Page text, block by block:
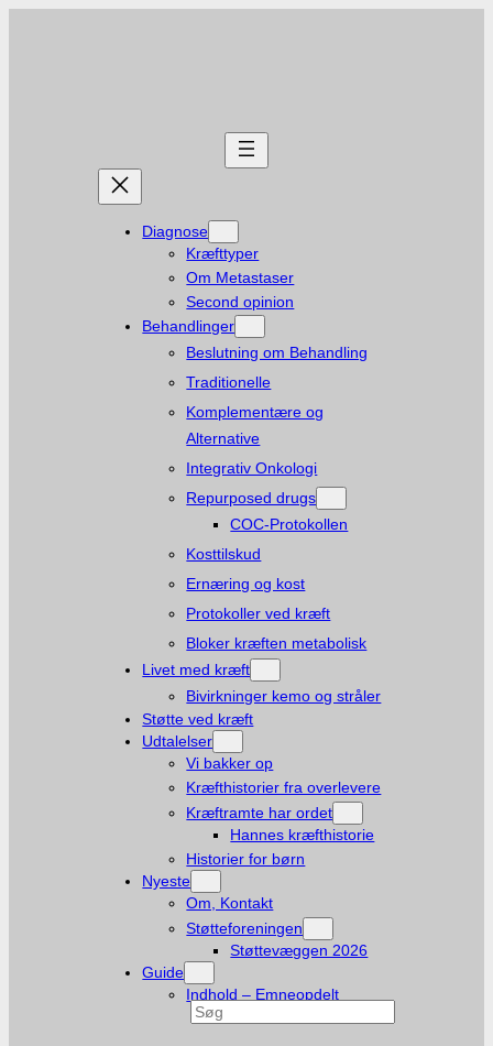
Diagnose
Kræfttyper
Om Metastaser
Second opinion
Behandlinger
Beslutning om Behandling
Traditionelle
Komplementære og
Alternative
Integrativ Onkologi
Repurposed drugs
COC-Protokollen
Kosttilskud
Ernæring og kost
Protokoller ved kræft
Bloker kræften metabolisk
Livet med kræft
Bivirkninger kemo og stråler
Støtte ved kræft
Udtalelser
Vi bakker op
Kræfthistorier fra overlevere
Kræftramte har ordet
Hannes kræfthistorie
Historier for børn
Nyeste
Om, Kontakt
Støtteforeningen
Støttevæggen 2026
Guide
Indhold – Emneopdelt
Søg